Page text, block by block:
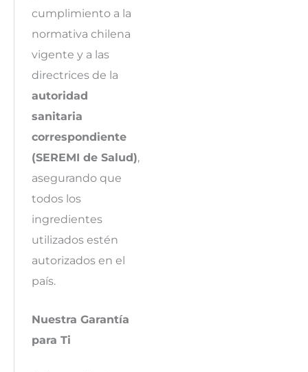
cumplimiento a la
normativa chilena
vigente y a las
directrices de la
autoridad
sanitaria
correspondiente
(SEREMI de Salud),
asegurando que
todos los
ingredientes
utilizados estén
autorizados en el
país.
Nuestra Garantía
para Ti